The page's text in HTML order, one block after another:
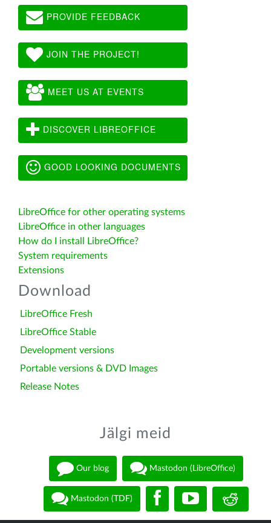
PROVIDE FEEDBACK
JOIN THE PROJECT!
MEET US AT EVENTS
DISCOVER LIBREOFFICE
GOOD LOOKING DOCUMENTS
LibreOffice for other operating systems
LibreOffice in other languages
How do I install LibreOffice?
System requirements
Extensions
Download
LibreOffice Fresh
LibreOffice Stable
Development versions
Portable versions & DVD Images
Release Notes
Jälgi meid
Our blog Mastodon (LibreOffice)
Mastodon (TDF)